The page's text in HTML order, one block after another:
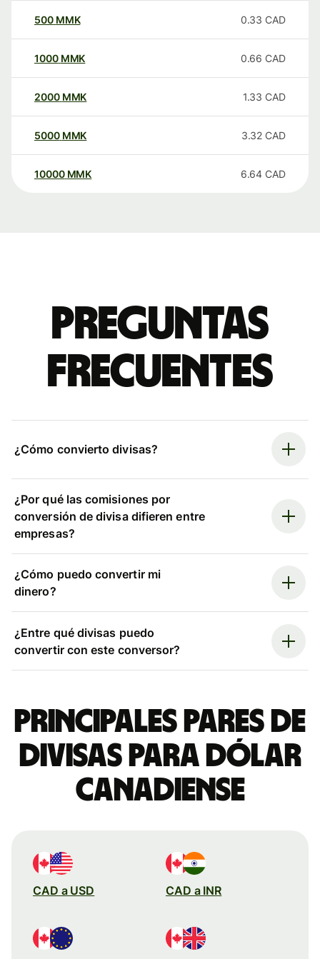
500 MMK 0.33 CAD
1000 MMK 0.66 CAD
2000 MMK 1.33 CAD
5000 MMK 3.32 CAD
10000 MMK 6.64 CAD
Preguntas
frecuentes
¿Cómo convierto divisas?
¿Por qué las comisiones por
conversión de divisa difieren entre
empresas?
¿Cómo puedo convertir mi
dinero?
¿Entre qué divisas puedo
convertir con este conversor?
Principales pares de
divisas para dólar
canadiense
CAD a USD CAD a INR